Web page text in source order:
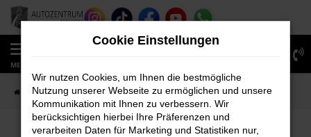
Zum
Hauptinhalt
springen
MENÜ
Startseite Fahrzeugverkauf Fahrzeug-Showroom
Cookie Einstellungen
Wir nutzen Cookies, um Ihnen die bestmögliche
Nutzung unserer Webseite zu ermöglichen und unsere
Kommunikation mit Ihnen zu verbessern. Wir
berücksichtigen hierbei Ihre Präferenzen und
verarbeiten Daten für Marketing und Statistiken nur,